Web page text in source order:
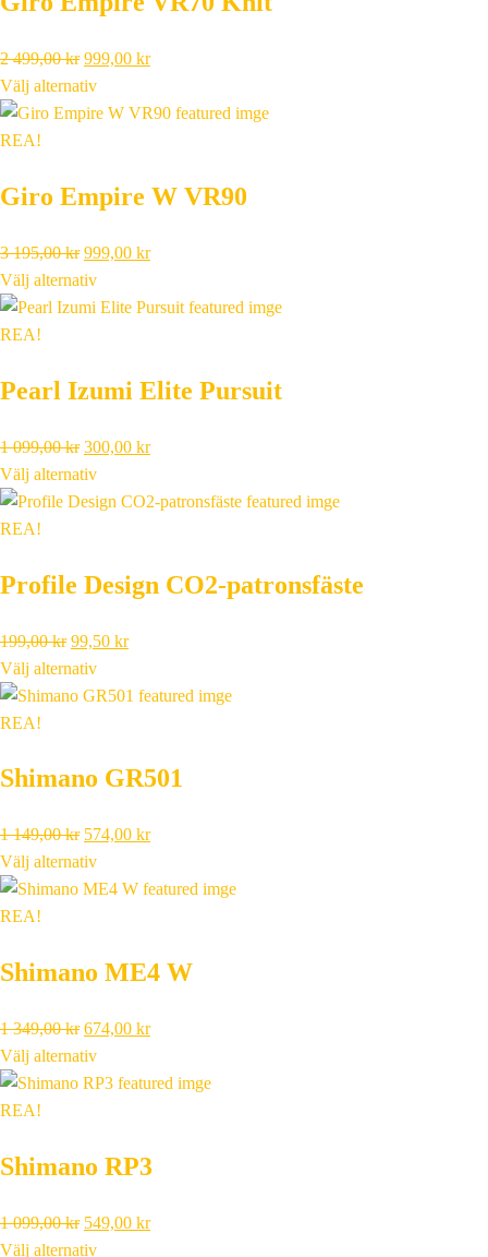
2 499,00kr Det
ursprungliga
priset
499,00 kr.
999,00 krDet
priset
Välj alternativ
REA!
Giro Empire W VR90
3 195,00kr Det
ursprungliga
priset
195,00 kr.
999,00 krDet
priset
Välj alternativ
REA!
Pearl Izumi Elite Pursuit
1 099,00kr Det
ursprungliga
priset
099,00 kr.
300,00 krDet
priset
Välj alternativ
REA!
Profile Design CO2-patronsfäste
199,00kr Det
ursprungliga
priset
99,50 krDet
priset
Välj alternativ
REA!
Shimano GR501
1 149,00kr Det
ursprungliga
priset
149,00 kr.
574,00 krDet
priset
Välj alternativ
REA!
Shimano ME4 W
1 349,00kr Det
ursprungliga
priset
349,00 kr.
674,00 krDet
priset
Välj alternativ
REA!
Shimano RP3
1 099,00kr Det
ursprungliga
549,00 krDet
Välj alternativ